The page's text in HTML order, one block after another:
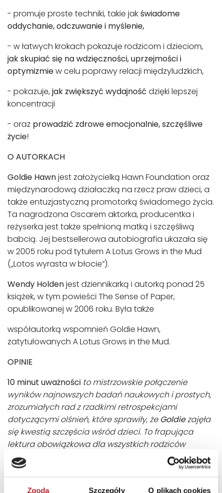
Zgoda Szczegóły O plikach cookies
- promuje proste techniki, takie jakświadome
oddychanie, odczuwanie i myślenie,
- w łatwych krokach pokazuje rodzicom i dzieciom,
jak skupiać się na wdzięczności, uprzejmości i
optymizmiew celu poprawy relacji międzyludzkich,
- pokazuje, jak zwiększyć wydajność dzięki lepszej
koncentracji
- oraz prowadzić zdrowe emocjonalnie, szczęśliwe
życie!
O AUTORKACH
Goldie Hawnjest założycielką Hawn Foundation oraz
międzynarodową działaczką na rzecz praw dzieci, a
także entuzjastyczną promotorką świadomego życia.
Ta nagrodzona Oscarem aktorka, producentka i
reżyserka jest także spełnioną matką i szczęśliwą
babcią. Jej bestsellerowa autobiografia ukazała się
w 2005 roku pod tytułem A Lotus Grows in the Mud
(„Lotos wyrasta w błocie”).
Wendy Holdenjest dziennikarką i autorką ponad 25
książek, w tym powieści The Sense of Paper,
opublikowanej w 2006 roku. Była także
współautorką wspomnień Goldie Hawn,
zatytułowanych A Lotus Grows in the Mud.
OPINIE
10 minut uważności to mistrzowskie połączenie
wyników najnowszych badań naukowych i prostych,
zrozumiałych rad z rzadkimi retrospekcjami
dotyczącymi olśnień, które sprawiły, że Goldiezajęła
się kwestią szczęścia wśród dzieci. To frapująca
lektura obowiązkowa dla wszystkich rodziców
pragnących wychować skupione, zrównoważone i
szczęśliwe dzieci.
Dan Buettner, „New York Times”, autor bestselerów